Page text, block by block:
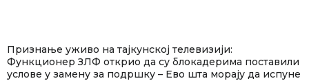
Признање уживо на тајкунској телевизији:
Функционер ЗЛФ открио да су блокадерима поставили
услове у замену за подршку – Ево шта морају да испуне